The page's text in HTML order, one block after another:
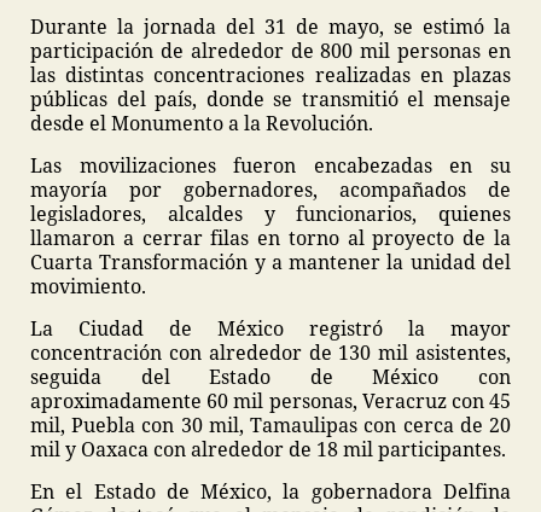
Durante la jornada del 31 de mayo, se estimó la
participación de alrededor de 800 mil personas en
las distintas concentraciones realizadas en plazas
públicas del país, donde se transmitió el mensaje
desde el Monumento a la Revolución.
Las movilizaciones fueron encabezadas en su
mayoría por gobernadores, acompañados de
legisladores, alcaldes y funcionarios, quienes
llamaron a cerrar filas en torno al proyecto de la
Cuarta Transformación y a mantener la unidad del
movimiento.
La Ciudad de México registró la mayor
concentración con alrededor de 130 mil asistentes,
seguida del Estado de México con
aproximadamente 60 mil personas, Veracruz con 45
mil, Puebla con 30 mil, Tamaulipas con cerca de 20
mil y Oaxaca con alrededor de 18 mil participantes.
En el Estado de México, la gobernadora Delfina